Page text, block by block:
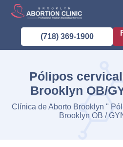
(718) 369-1900
Pólipos
Brooklyn OB/
Clínica de Aborto Brooklyn "
Brooklyn OB /